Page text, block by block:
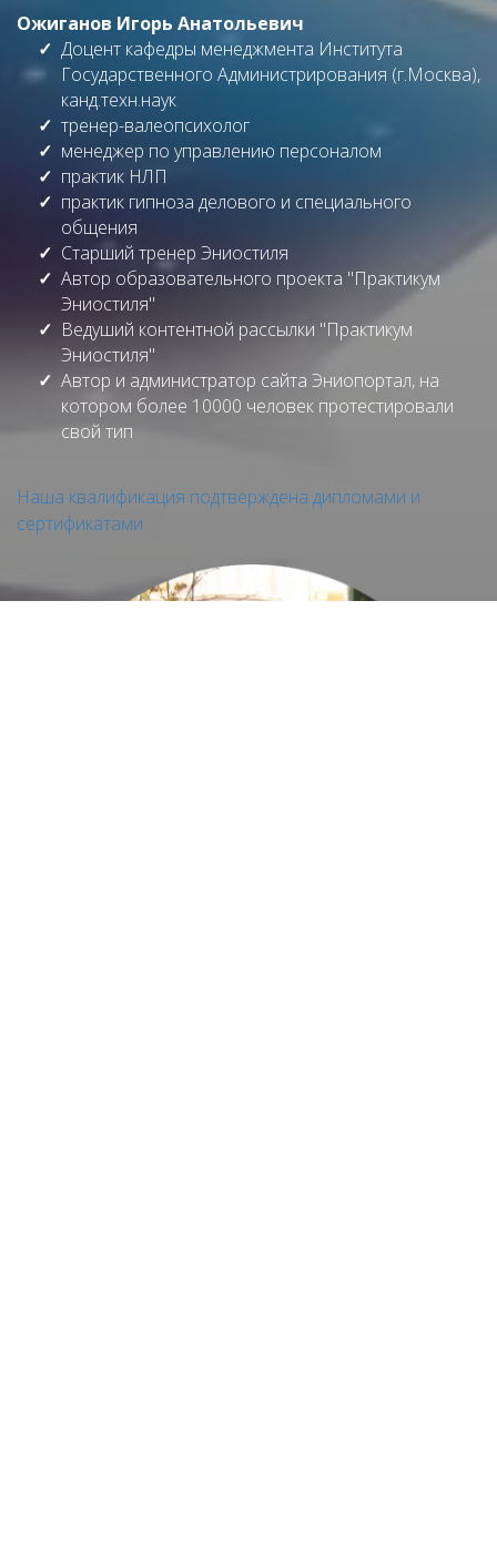
Ожиганов Игорь Анатольевич
Доцент кафедры менеджмента Института
Государственного Администрирования (г.Москва),
канд.техн.наук
тренер-валеопсихолог
менеджер по управлению персоналом
практик НЛП
практик гипноза делового и специального
общения
Старший тренер Эниостиля
Автор образовательного проекта "Практикум
Эниостиля"
Ведуший контентной рассылки "Практикум
Эниостиля"
Автор и администратор сайта Эниопортал, на
котором более 10000 человек протестировали
свой тип
Наша квалификация подтверждена дипломами и
сертификатами